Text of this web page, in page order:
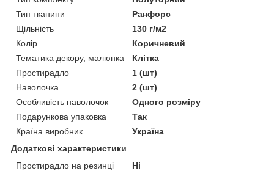
Тип тканини
Ранфорс
Щільність
130 г/м2
Колір
Коричневий
Тематика декору, малюнка
Клітка
Простирадло
1 (шт)
Наволочка
2 (шт)
Особливість наволочок
Одного розміру
Подарункова упаковка
Так
Країна виробник
Україна
Додаткові характеристики
Простирадло на резинці
Ні